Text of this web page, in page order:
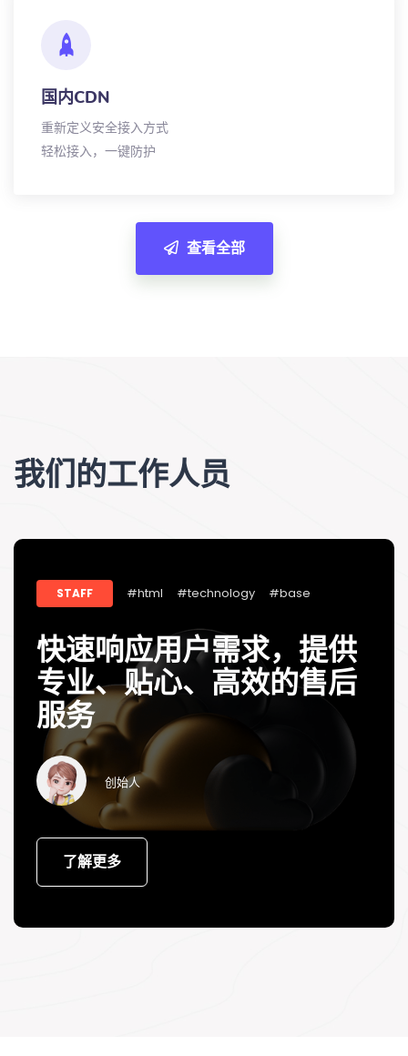
国内CDN
重新定义安全接入方式
轻松接入，一键防护
查看全部
我们的工作人员
STAFF #html #technology #base
快速响应用户需求，提供
专业、贴心、高效的售后
服务
创始人
了解更多